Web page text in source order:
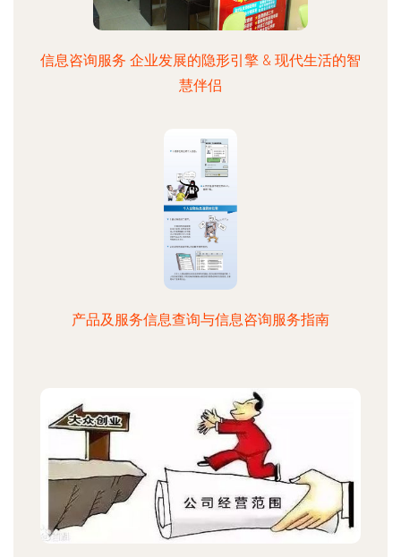
信息咨询服务 企业发展的隐形引擎 & 现代生活的智
慧伴侣
产品及服务信息查询与信息咨询服务指南